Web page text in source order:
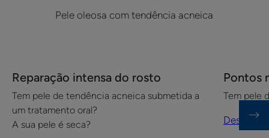
Pele oleosa com tendência acneica
Reparação
intensa
do
rosto
Reparação intensa do rosto
Tem pele de tendência acneica submetida a
um tratamento oral?
A sua pele é seca?
Pontos
negros
no
rosto
Pontos
Tem pele
Descubra